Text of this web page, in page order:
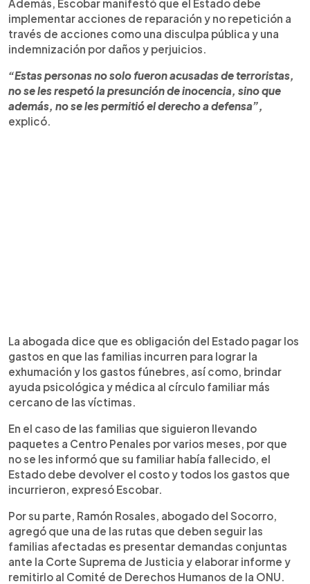
Además, Escobar manifestó que el Estado debe
implementar acciones de reparación y no repetición a
través de acciones como una disculpa pública y una
indemnización por daños y perjuicios.
“Estas personas no solo fueron acusadas de terroristas,
no se les respetó la presunción de inocencia, sino que
además, no se les permitió el derecho a defensa”,
explicó.
La abogada dice que es obligación del Estado pagar los
gastos en que las familias incurren para lograr la
exhumación y los gastos fúnebres, así como, brindar
ayuda psicológica y médica al círculo familiar más
cercano de las víctimas.
En el caso de las familias que siguieron llevando
paquetes a Centro Penales por varios meses, por que
no se les informó que su familiar había fallecido, el
Estado debe devolver el costo y todos los gastos que
incurrieron, expresó Escobar.
Por su parte, Ramón Rosales, abogado del Socorro,
agregó que una de las rutas que deben seguir las
familias afectadas es presentar demandas conjuntas
ante la Corte Suprema de Justicia y elaborar informe y
remitirlo al Comité de Derechos Humanos de la ONU.